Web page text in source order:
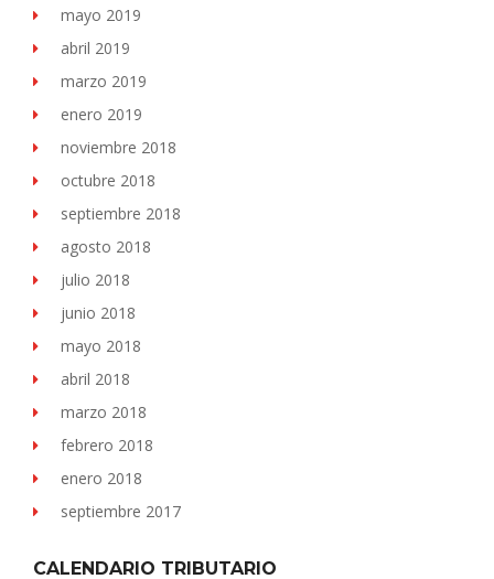
mayo 2019
abril 2019
marzo 2019
enero 2019
noviembre 2018
octubre 2018
septiembre 2018
agosto 2018
julio 2018
junio 2018
mayo 2018
abril 2018
marzo 2018
febrero 2018
enero 2018
septiembre 2017
CALENDARIO TRIBUTARIO